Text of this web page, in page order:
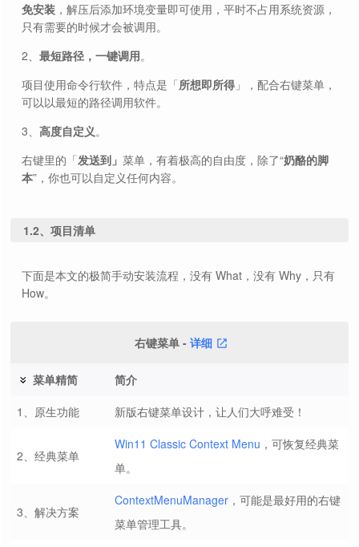
免安装 ，解压后添加环境变量即可使用，平时不占用系统资源，
只有需要的时候才会被调用。
2、 最短路径，一键调用。
项目使用命令行软件，特点是「所想即所得 」，配合右键菜单，
可以以最短的路径调用软件。
3、 高度自定义。
右键里的「发送到」 菜单，有着极高的自由度，除了“奶酪的脚
本”，你也可以自定义任何内容。
1.2、项目清单
下面是本文的极简手动安装流程，没有 What，没有 Why，只有
How。
右键菜单 - 详细
菜单精简
简介
1、原生功能
新版右键菜单设计，让人们大呼难受！
2、经典菜单
Win11 Classic Context Menu ，可恢复经典菜
单。
3、解决方案
ContextMenuManager ，可能是最好用的右键
菜单管理工具。